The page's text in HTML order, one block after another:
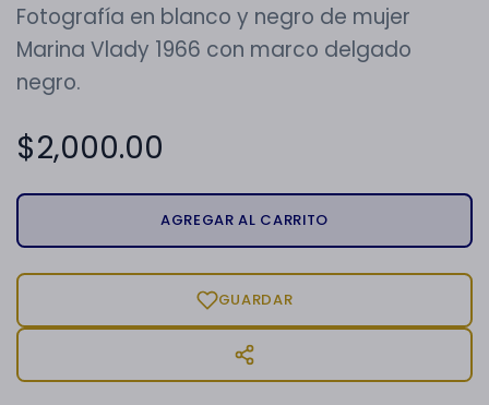
Fotografía en blanco y negro de mujer
Marina Vlady 1966 con marco delgado
negro.
$2,000.00
AGREGAR AL CARRITO
GUARDAR